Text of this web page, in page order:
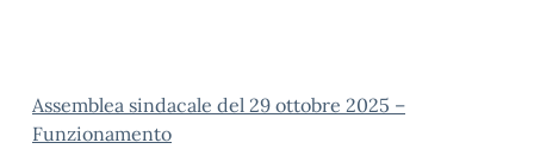
Assemblea sindacale del 29 ottobre 2025 –
Funzionamento